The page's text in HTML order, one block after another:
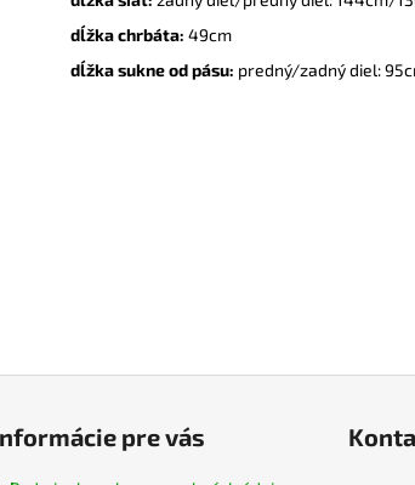
dĺžka chrbáta: 49cm
dĺžka sukne od pásu: predný/zadný diel:
pre vás